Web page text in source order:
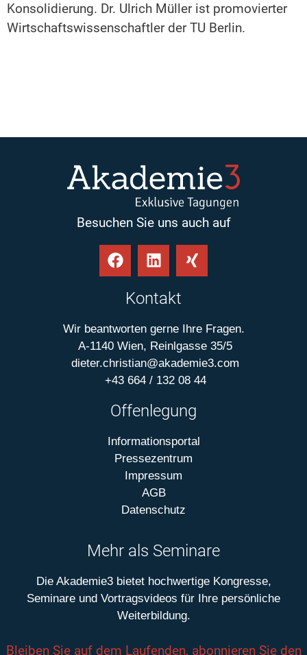
Konsolidierung. Dr. Ulrich Müller ist promovierter
Wirtschaftswissenschaftler der TU Berlin.
Besuchen Sie uns auch auf
Kontakt
Wir beantworten gerne Ihre Fragen.
A-1140 Wien, Reinlgasse 35/5
dieter.christian@akademie3.com
+43 664 / 132 08 44
Offenlegung
Informationsportal
Pressezentrum
Impressum
AGB
Datenschutz
Mehr als Seminare
Die Akademie3 bietet hochwertige Kongresse,
Seminare und Vortragsvideos für Ihre persönliche
Weiterbildung.
Bleiben Sie auf dem Laufenden, abonnieren Sie den